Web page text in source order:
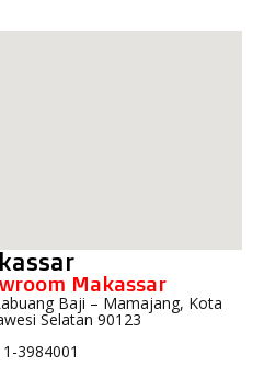
Makassar
Baji – Mamajang, Kota
Selatan 90123
3984001